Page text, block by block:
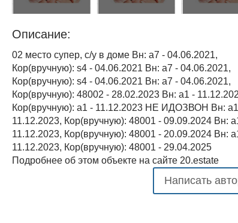
Описание:
02 место супер, с/у в доме Вн: a7 - 04.06.2021,
Кор(вручную): s4 - 04.06.2021 Вн: a7 - 04.06.2021,
Кор(вручную): s4 - 04.06.2021 Вн: a7 - 04.06.2021,
Кор(вручную): 48002 - 28.02.2023 Вн: a1 -
Кор(вручную): a1 - 11.12.2023 НЕ ИДОЗВОН Вн:
11.12.2023, Кор(вручную): 48001 - 09.09.2024 Вн:
11.12.2023, Кор(вручную): 48001 - 20.09.2024 Вн:
11.12.2023, Кор(вручную): 48001 - 29.04.2025
Подробнее об этом объекте на сайте 20.estate
Написать